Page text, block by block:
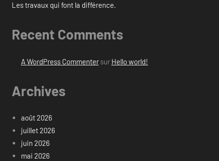
Les travaux qui font la différence.
Recent Comments
A WordPress Commentersur Hello world!
Archives
août 2026
juillet 2026
juin 2026
mai 2026